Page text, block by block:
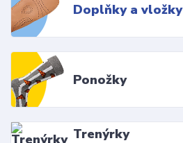
Doplňky a vložky
Ponožky
Trenýrky